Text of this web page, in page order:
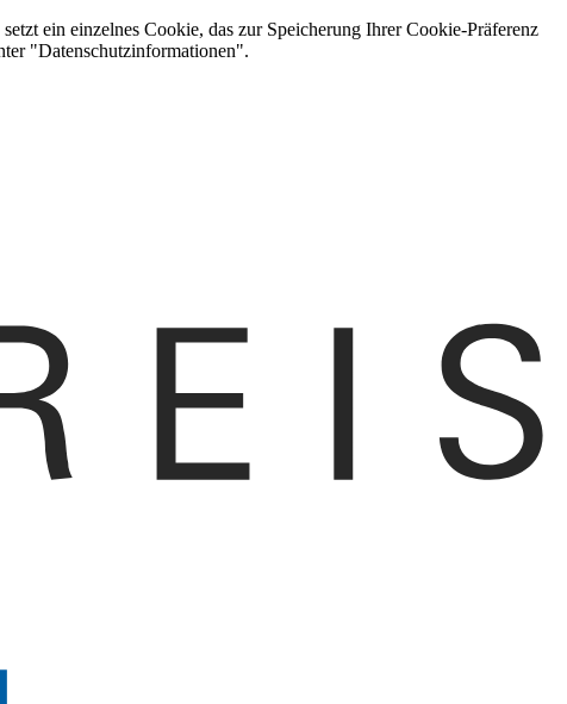
ein einzelnes Cookie, das zur Speicherung Ihrer Cookie-Präferenz
"Datenschutzinformationen".